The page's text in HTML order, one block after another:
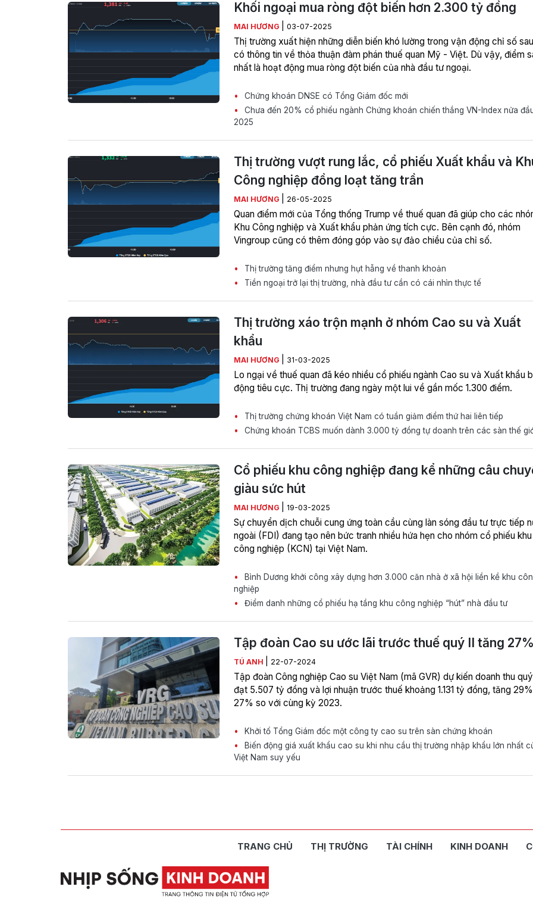
Khối ngoại mua ròng đột biến hơn 2.300 tỷ đồng
MAI HƯƠNG 03-07-2025
Thị trường xuất hiện những diễn biến khó lường trong vận động chỉ số
có thông tin về thỏa thuận đàm phán thuế quan Mỹ - Việt. Dù vậy, điểm
nhất là hoạt động mua ròng đột biến của nhà đầu tư ngoại.
Chứng khoán DNSE có Tổng Giám đốc mới
Chưa đến 20% cổ phiếu ngành Chứng khoán chiến thắng VN-Index nửa
2025
Thị trường vượt rung lắc, cổ phiếu Xuất khẩu và
Công nghiệp đồng loạt tăng trần
MAI HƯƠNG 26-05-2025
Quan điểm mới của Tổng thống Trump về thuế quan đã giúp cho các
Khu Công nghiệp và Xuất khẩu phản ứng tích cực. Bên cạnh đó, nhóm
Vingroup cũng có thêm đóng góp vào sự đảo chiều của chỉ số.
Thị trường tăng điểm nhưng hụt hẫng về thanh khoản
Tiền ngoại trở lại thị trường, nhà đầu tư cần có cái nhìn thực tế
Thị trường xáo trộn mạnh ở nhóm Cao su và Xuất
khẩu
MAI HƯƠNG 31-03-2025
Lo ngại về thuế quan đã kéo nhiều cổ phiếu ngành Cao su và Xuất khẩu
động tiêu cực. Thị trường đang ngày một lui về gần mốc 1.300 điểm.
Thị trường chứng khoán Việt Nam có tuần giảm điểm thứ hai liên tiếp
Chứng khoán TCBS muốn dành 3.000 tỷ đồng tự doanh trên các sàn thế
Cổ phiếu khu công nghiệp đang kể những câu
giàu sức hút
MAI HƯƠNG 19-03-2025
Sự chuyển dịch chuỗi cung ứng toàn cầu cùng làn sóng đầu tư trực tiếp
ngoài (FDI) đang tạo nên bức tranh nhiều hứa hẹn cho nhóm cổ phiếu khu
công nghiệp (KCN) tại Việt Nam.
Bình Dương khởi công xây dựng hơn 3.000 căn nhà ở xã hội liền kề khu
nghiệp
Điểm danh những cổ phiếu hạ tầng khu công nghiệp “hút” nhà đầu tư
Tập đoàn Cao su ước lãi trước thuế quý II tăng 27%
TÚ ANH 22-07-2024
Tập đoàn Công nghiệp Cao su Việt Nam (mã GVR) dự kiến doanh thu
đạt 5.507 tỷ đồng và lợi nhuận trước thuế khoảng 1.131 tỷ đồng, tăng
27% so với cùng kỳ 2023.
Khởi tố Tổng Giám đốc một công ty cao su trên sàn chứng khoán
Biến động giá xuất khẩu cao su khi nhu cầu thị trường nhập khẩu lớn nhất
Việt Nam suy yếu
TRANG CHỦ THỊ TRƯỜNG TÀI CHÍNH KINH DOANH